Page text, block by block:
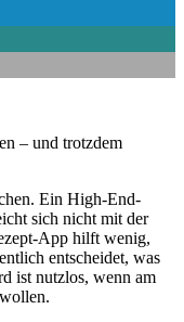
– und trotzdem
Ein High-End-
sich nicht mit der
App hilft wenig,
entscheidet, was
ist nutzlos, wenn am